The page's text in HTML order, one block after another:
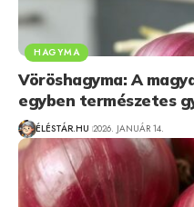
HAGYMA
Vöröshagyma: A
egyben természetes
ÉLÉSTÁR.HU 2026. JANUÁR 14.